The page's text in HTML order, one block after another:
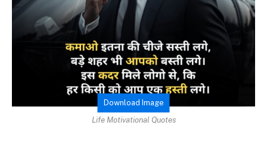
Download Image
Life Motivational Quotes